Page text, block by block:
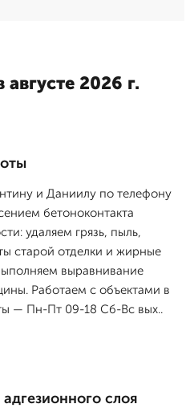
2026 г.
и Даниилу по телефону
бетоноконтакта
удаляем грязь, пыль,
старой отделки и жирные
выравнивание
Работаем с объектами в
— Пн-Пт 09-18 Сб-Вс вых..
слоя